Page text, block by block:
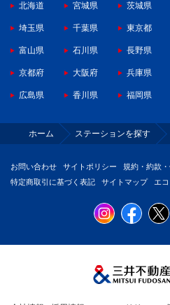
北海道 宮城県 茨城県
埼玉県 千葉県 東京都
富山県 石川県 長野県
京都府 大阪府 兵庫県
広島県 香川県 福岡県
ホーム ステーションを探す
お問い合わせ サイトポリシー
規約・約款
特定商取引に基づく表記
サイトマップ エ